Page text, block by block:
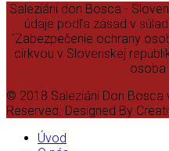
Saleziáni don Bosca -
údaje podľa zásad v
"Zabezpečenie ochrany
cirkvou v Slovenskej
osoba
© 2018 Saleziáni Don Bosca
Reserved. Designed By
Úvod